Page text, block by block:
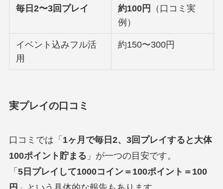
毎日2〜3回プレイ 約100円
（口コミ実
例）
イベント込みフル活
用
約150〜300円
実プレイの口コミ
口コミでは「 1ヶ月で毎日2、3回プレイすると大体
100ポイント貯まる 」が一つの目安です。
「 5日プレイして1000コイン＝100ポイント＝100